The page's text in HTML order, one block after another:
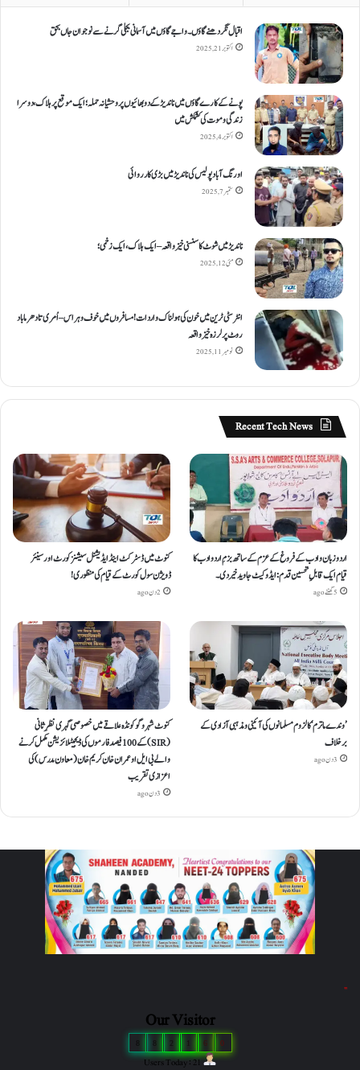
اقبال نگر دھنےگاؤں۔ واجےگاؤں میں آسمانی بجلی گرنے سے نوجوان جاں بحق
اکتوبر 21, 2025
پونے کے کارےگاؤں میں ناندیڑ کے دو بھائیوں پر وحشیانہ حملہ؛ ایک موقع پر ہلاک، دوسرا
زندگی و موت کی کشمکش میں
اکتوبر 4, 2025
اورنگ آباد پولیس کی ناندیڑ میں بڑی کارروائی
ستمبر 7, 2025
ناندیڑ میں شوٹ کا سنسنی خیز واقعہ – ایک ہلاک، ایک زخمی؛
مئی 12, 2025
انٹر سٹی ٹرین میں خون کی ہولناک واردات! مسافروں میں خوف و ہراس – اُمری تا دھرما باد
روٹ پر لرزہ خیز واقعہ
نومبر 11, 2025
Recent Tech News
اردو زبان و ادب کے فروغ کے عزم کے ساتھ بزمِ اردو ادب کا
قیام ایک قابلِ تحسین قدم : ایڈوکیٹ جاوید خیردی۔
5 گھنٹے ago
کنوٹ میں ڈسٹرکٹ اینڈ ایڈیشنل سیشنز کورٹ اور سینئر
ڈویژن سول کورٹ کے قیام کی منظوری!
2 دن ago
’وندے ماترم‘ کا لزوم مسلمانوں کی آئینی ومذہبی آزادی کے
برخلاف
3 دن ago
کنوٹ شہر و گوکونڈہ علاقے میں خصوصی گہری نظرِ ثانی
(SIR) کے 100 فیصد فارموں کی ڈیجیٹلائزیشن مکمل کرنے
والے بی ایل او عمران خان کریم خان (معاون مدرس) کی
اعزازی تقریب
3 دن ago
"
Our Visitor
0
Users Today : 21